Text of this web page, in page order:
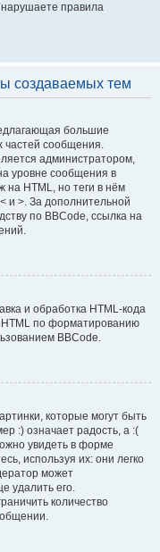
правила
создаваемых тем
большие
частей сообщения.
администратором,
уровне сообщения в
на HTML, но теги в нём
и >. За дополнительной
по BBCode, ссылка на
и обработка HTML-кода
по форматированию
BBCode.
которые могут быть
:) означает радость, а :(
увидеть в форме
используя их: они легко
может
удалить его.
количество